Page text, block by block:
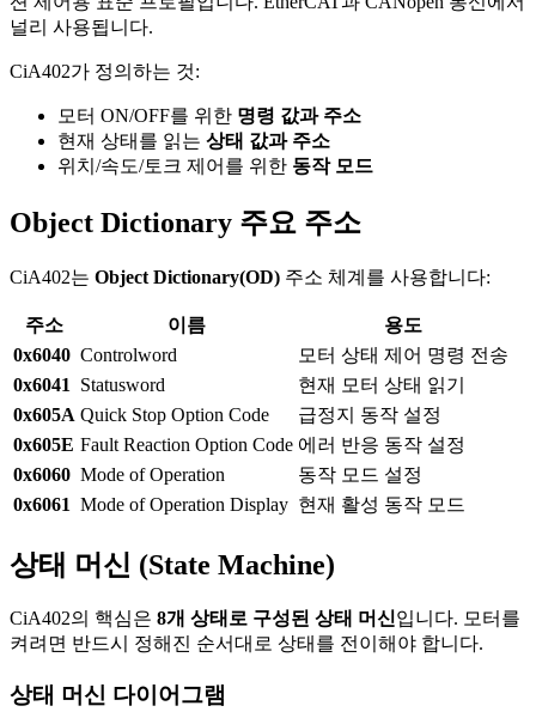
널리 사용됩니다.
CiA402가 정의하는 것:
모터 ON/OFF를 위한 명령 값과 주소
현재 상태를 읽는 상태 값과 주소
위치/속도/토크 제어를 위한 동작 모드
Object Dictionary 주요 주소
CiA402는 Object Dictionary(OD) 주소 체계를 사용합니다:
주소 이름
용도
0x6040 Controlword
모터 상태 제어 명령 전송
0x6041
Statusword
현재 모터 상태 읽기
0x605A Quick Stop Option Code
급정지 동작 설정
0x605E Fault Reaction Option Code 에러 반응 동작 설정
0x6060 Mode of Operation
동작 모드 설정
0x6061 Mode of Operation Display 현재 활성 동작 모드
상태 머신 (State Machine)
CiA402의 핵심은 8개 상태로 구성된 상태 머신입니다. 모터를
켜려면 반드시 정해진 순서대로 상태를 전이해야 합니다.
상태 머신 다이어그램